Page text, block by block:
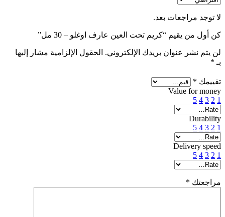
لا توجد مراجعات بعد.
كن أول من يقيم “كريم تحت العين عارف اوغلو – 30 مل”
لن يتم نشر عنوان بريدك الإلكتروني. الحقول الإلزامية مشار إليها
بـ *
تقييمك *
Value for money
1
2
3
4
5
Durability
1
2
3
4
5
Delivery speed
1
2
3
4
5
مراجعتك *